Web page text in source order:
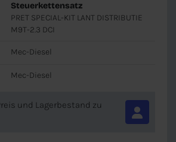
Steuerkettensatz
PRET SPECIAL-KIT LANT DISTRIBUTIE
M9T-2.3 DCI
Mec-Diesel
Mec-Diesel
und Lagerbestand zu